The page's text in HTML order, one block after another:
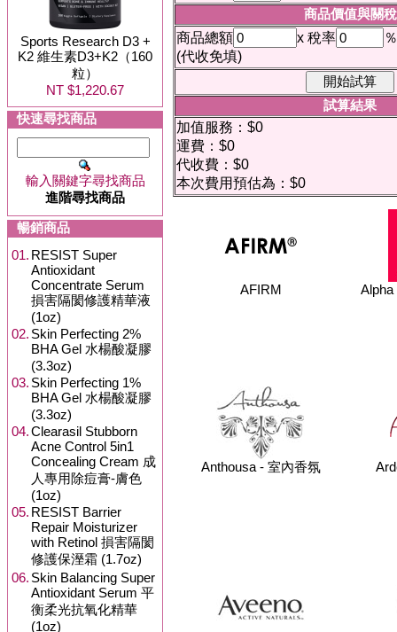
Sports Research D3 +
K2 維生素D3+K2（160
粒）
NT $1,220.67
快速尋找商品
輸入關鍵字尋找商品
進階尋找商品
暢銷商品
01. RESIST Super
Antioxidant
Concentrate Serum
損害隔閡修護精華液
(1oz)
02. Skin Perfecting 2%
BHA Gel 水楊酸凝膠
(3.3oz)
03. Skin Perfecting 1%
BHA Gel 水楊酸凝膠
(3.3oz)
04.Clearasil Stubborn
Acne Control 5in1
Concealing Cream 成
人專用除痘膏-膚色
(1oz)
05. RESIST Barrier
Repair Moisturizer
with Retinol 損害隔閡
修護保溼霜 (1.7oz)
06. Skin Balancing Super
Antioxidant Serum 平
衡柔光抗氧化精華
(1oz)
商品價值與關稅
商品總額
x 稅率
％
(代收免填)
試算結果
加值服務：$0
運費：$0
代收費：$0
本次費用預估為：$0
AFIRM
Anthousa - 室內香氛